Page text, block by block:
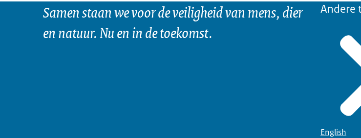
Samen staan we voor de veiligheid van mens, dier
en natuur. Nu en in de toekomst.
Andere
English